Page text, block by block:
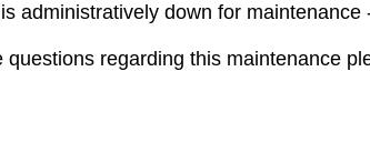
administratively down for
questions regarding this maintenance